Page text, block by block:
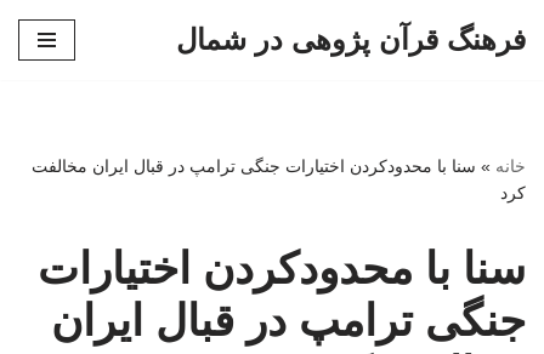
فرهنگ قرآن پژوهی در شمال
خانه » سنا با محدودکردن اختیارات جنگی ترامپ در قبال ایران مخالفت
کرد
سنا با محدودکردن اختیارات
جنگی ترامپ در قبال ایران